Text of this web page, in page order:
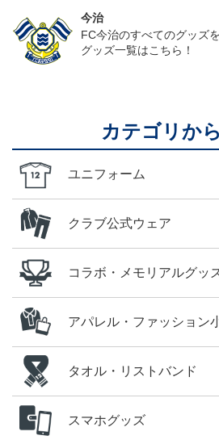
今治
FC今治のすべてのグッズ
グッズ一覧はこちら！
カテゴリか
ユニフォーム
クラブ公式ウェア
コラボ・メモリアルグッ
アパレル・ファッション
タオル・リストバンド
スマホグッズ